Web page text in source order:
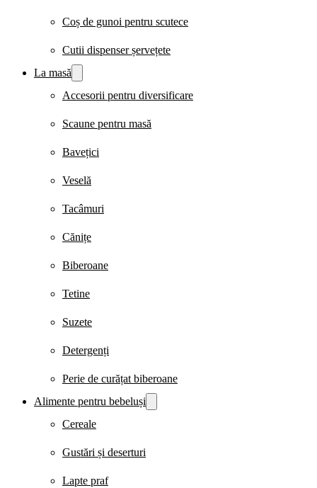
Coș de gunoi pentru scutece
Cutii dispenser șervețete
La masă
Accesorii pentru diversificare
Scaune pentru masă
Bavețici
Veselă
Tacâmuri
Cănițe
Biberoane
Tetine
Suzete
Detergenți
Perie de curățat biberoane
Alimente pentru bebeluși
Cereale
Gustări și deserturi
Lapte praf